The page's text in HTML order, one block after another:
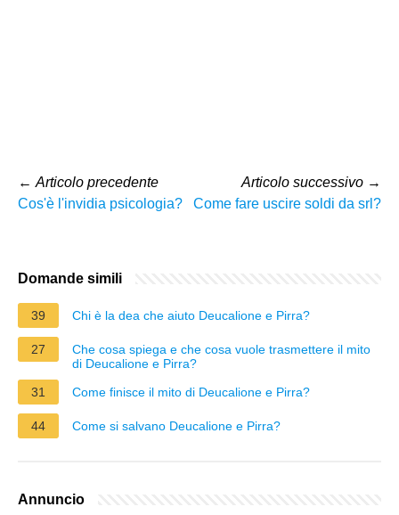
← Articolo precedente
Cos'è l'invidia psicologia?
Articolo successivo →
Come fare uscire soldi da srl?
Domande simili
39 Chi è la dea che aiuto Deucalione e Pirra?
27
Che cosa spiega e che cosa vuole trasmettere il mito
di Deucalione e Pirra?
31
Come finisce il mito di Deucalione e Pirra?
44 Come si salvano Deucalione e Pirra?
Annuncio